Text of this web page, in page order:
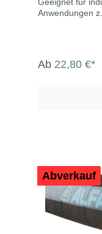
Anwendungen
Ab 22,80 €*
Abverkauf